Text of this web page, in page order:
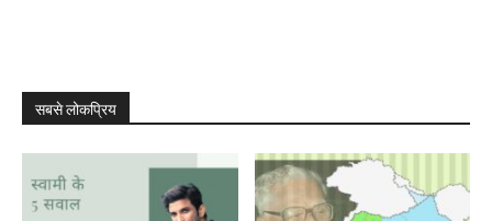
सबसे लोकप्रिय